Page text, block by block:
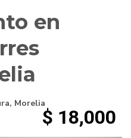
en
, Morelia
$ 18,000